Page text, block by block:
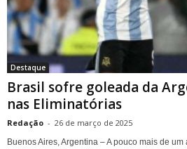
Destaque
Brasil sofre goleada da
nas Eliminatórias
Redação - 26 de março de 2025
Buenos Aires, Argentina – A pouco mais de